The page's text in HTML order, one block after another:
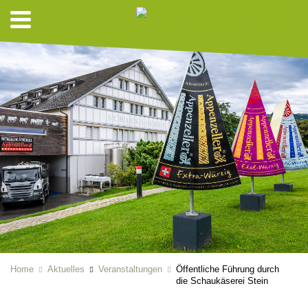
Home Aktuelles Veranstaltungen
Öffentliche Führung durch
die Schaukäserei Stein